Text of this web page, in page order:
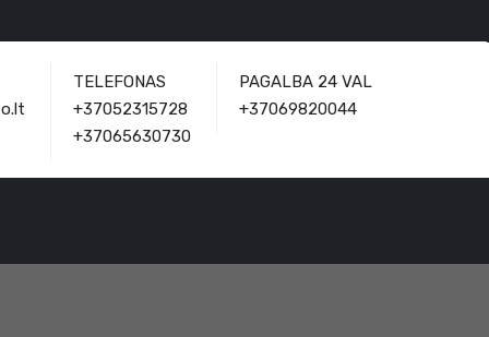
TELEFONAS
+37052315728
+37065630730
PAGALBA 24 VAL
+37069820044